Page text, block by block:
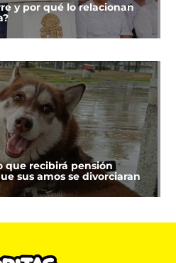
y por qué lo relacionan
que recibirá pensión
sus amos se divorciaran